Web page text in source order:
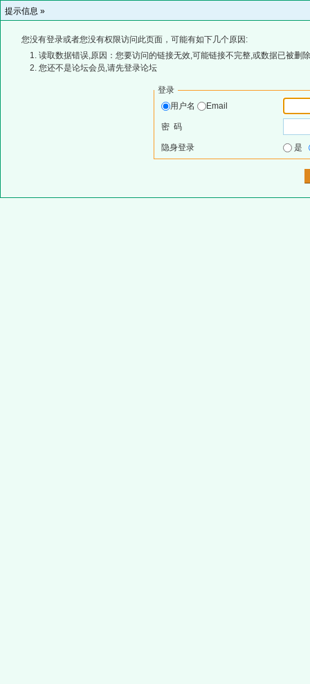
提示信息 »
您没有登录或者您没有权限访问此页面，可能有如下几个原因:
读取数据错误,原因：您要访问的链接无效,可能链接不完整,或数据已被删
您还不是论坛会员,请先登录论坛
登录
用户名
Email
密 码
隐身登录 是